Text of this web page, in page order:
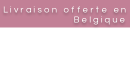
Livraison offerte en
Belgique